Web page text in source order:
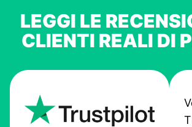
LEGGI LE
CLIENTI REALI DI